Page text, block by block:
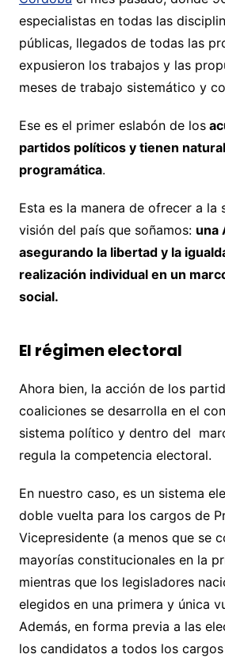
especialistas en todas las
públicas, llegados de todas las
expusieron los trabajos y las
meses de trabajo sistemático y
Ese es el primer eslabón de los
partidos políticos y tienen
programática.
Esta es la manera de ofrecer a la
visión del país que soñamos: una
asegurando la libertad y la
realización individual en un
social.
El régimen electoral
Ahora bien, la acción de los
coaliciones se desarrolla en el
sistema político y dentro del
regula la competencia electoral.
En nuestro caso, es un sistema
doble vuelta para los cargos de
Vicepresidente (a menos que se
mayorías constitucionales en la
mientras que los legisladores
elegidos en una primera y única
Además, en forma previa a las
los candidatos a todos los